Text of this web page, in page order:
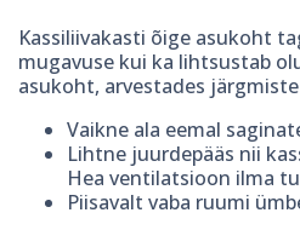
Kassiliivakasti õige asukoht
mugavuse kui ka lihtsustab
asukoht, arvestades
Vaikne ala eemal
Lihtne juurdepääs nii
Hea ventilatsioon ilma
Piisavalt vaba ruumi